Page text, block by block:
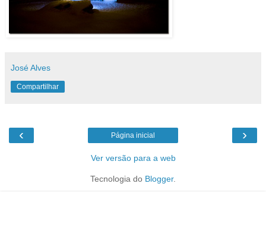
José Alves
Compartilhar
‹ ›
Página inicial
Ver versão para a web
Tecnologia do Blogger.